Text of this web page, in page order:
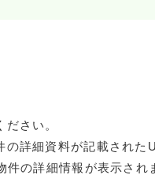
さい。
詳細資料が記載された
の詳細情報が表示され